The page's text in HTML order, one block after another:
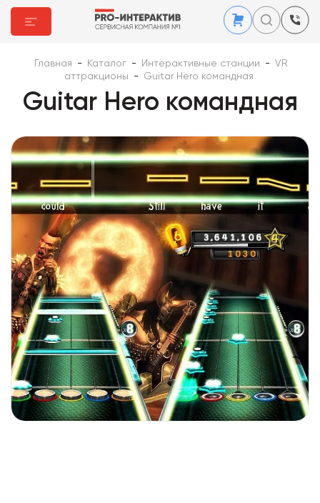
Главная - Каталог - Интерактивные станции - VR
аттракционы
- Guitar Hero командная
Guitar Hero командная